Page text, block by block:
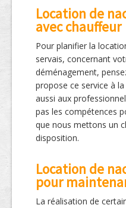
Location de
avec chauffeur
Pour planifier la
servais, concernant
déménagement,
propose ce service à
aussi aux
pas les compétences
que nous mettons un
disposition.
Location de
pour
La réalisation de